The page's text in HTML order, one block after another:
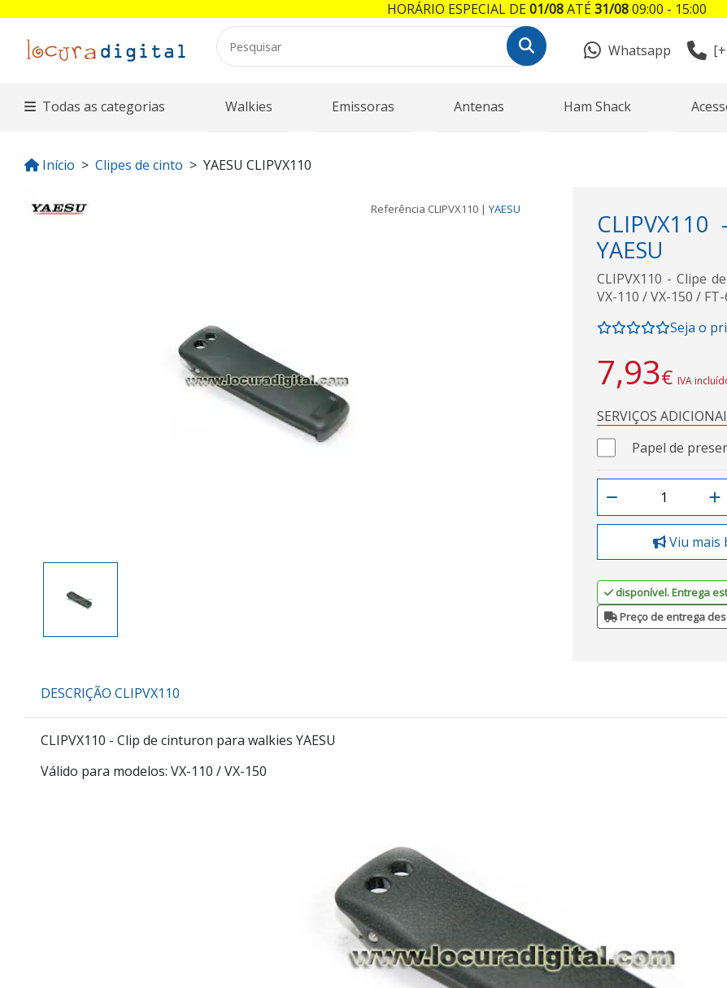
Whatsapp
Todas as categorias Walkies Emissoras Antenas Ham Shack
Início Clipes de cinto YAESU CLIPVX110
Referência CLIPVX110 | YAESU
YAESU
CLIPVX110 - Clipe
VX-110 / VX-150 / FT-
Seja o
7,93€ IVA
SERVIÇOS
Papel de
Viu mais
disponível. Entrega
Preço de entrega
DESCRIÇÃO CLIPVX110
CLIPVX110 - Clip de cinturon para walkies YAESU
Válido para modelos: VX-110 / VX-150
HORÁRIO ESPECIAL DE01/08ATÉ31/0809:00 - 15:00